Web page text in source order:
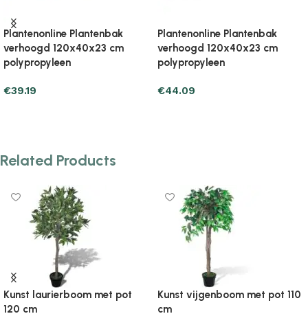
Plantenonline Plantenbak
verhoogd 120x40x38 cm
polypropyleen
€57.81
Plantenonline Plantenbak
verhoogd 120x40x38 cm
polypropyleen
€50.95
Related Products
Kunst laurierboom met pot
120 cm
Kunst vijgenboom met pot 110
cm